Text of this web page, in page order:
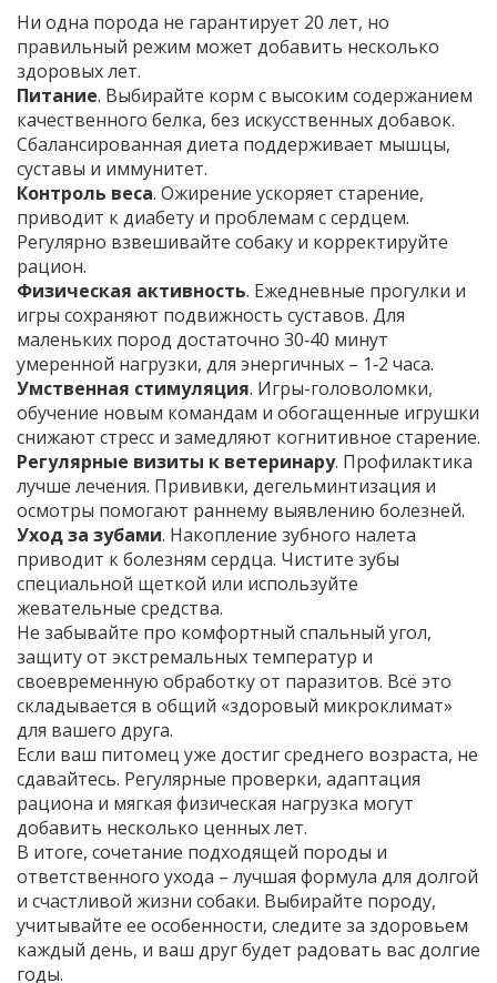
Ни одна порода не гарантирует 20 лет, но
правильный режим может добавить несколько
здоровых лет.
Питание. Выбирайте корм с высоким содержанием
качественного белка, без искусственных добавок.
Сбалансированная диета поддерживает мышцы,
суставы и иммунитет.
Контроль веса. Ожирение ускоряет старение,
приводит к диабету и проблемам с сердцем.
Регулярно взвешивайте собаку и корректируйте
рацион.
Физическая активность. Ежедневные прогулки и
игры сохраняют подвижность суставов. Для
маленьких пород достаточно 30‑40 минут
умеренной нагрузки, для энергичных – 1‑2 часа.
Умственная стимуляция. Игры-головоломки,
обучение новым командам и обогащенные игрушки
снижают стресс и замедляют когнитивное старение.
Регулярные визиты к ветеринару. Профилактика
лучше лечения. Прививки, дегельминтизация и
осмотры помогают раннему выявлению болезней.
Уход за зубами. Накопление зубного налета
приводит к болезням сердца. Чистите зубы
специальной щеткой или используйте
жевательные средства.
Не забывайте про комфортный спальный угол,
защиту от экстремальных температур и
своевременную обработку от паразитов. Всё это
складывается в общий «здоровый микроклимат»
для вашего друга.
Если ваш питомец уже достиг среднего возраста, не
сдавайтесь. Регулярные проверки, адаптация
рациона и мягкая физическая нагрузка могут
добавить несколько ценных лет.
В итоге, сочетание подходящей породы и
ответственного ухода – лучшая формула для долгой
и счастливой жизни собаки. Выбирайте породу,
учитывайте ее особенности, следите за здоровьем
каждый день, и ваш друг будет радовать вас долгие
годы.